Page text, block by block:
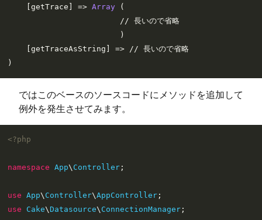
    [getTrace] =>
Array (
                        // 長いので省略
                        )
    [getTraceAsString] => // 長いので省略
ではこのベースのソースコードにメソッドを追加して
例外を発生させてみます。
<?php
namespace App\ Controller ;
use App\ Controller\AppController
use
Cake\Datasource\ ConnectionManager ;